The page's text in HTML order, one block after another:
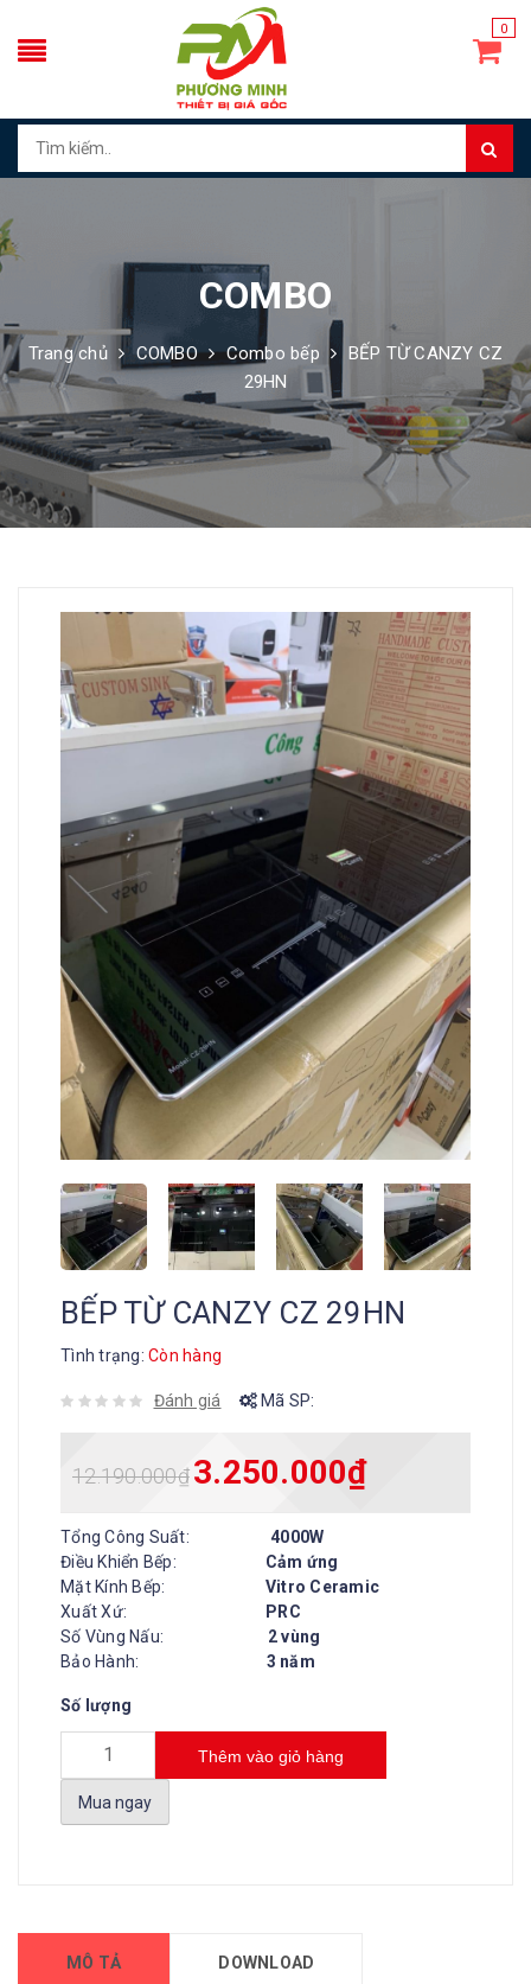
0
COMBO
Trang chủ COMBO Combo bếp
BẾP TỪ CANZY CZ
29HN
BẾP TỪ CANZY CZ 29HN
Tình trạng: Còn hàng
Đánh giá Mã SP:
12.190.000₫ 3.250.000₫
Tổng Công Suất: 4000W
Điều Khiển Bếp: Cảm ứng
Mặt Kính Bếp: Vitro Ceramic
Xuất Xứ:
PRC
Số Vùng Nấu: 2 vùng
Bảo Hành: 3 năm
Số lượng
Thêm vào giỏ hàng
Mua ngay
MÔ TẢ DOWNLOAD